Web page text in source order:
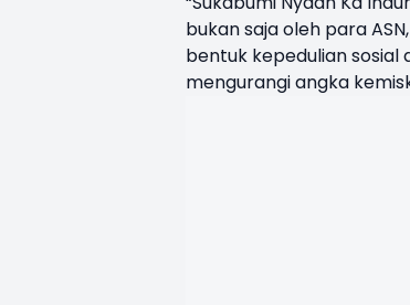
bukan saja oleh para
bentuk kepedulian
mengurangi angka